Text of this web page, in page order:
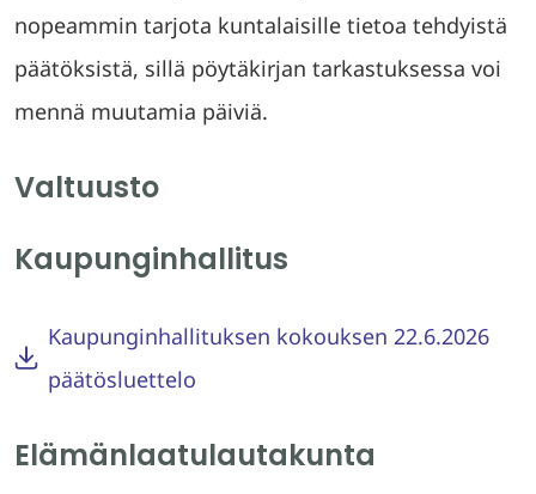
nopeammin tarjota kuntalaisille tietoa tehdyistä
päätöksistä, sillä pöytäkirjan tarkastuksessa voi
mennä muutamia päiviä.
Valtuusto
Kaupunginhallitus
Kaupunginhallituksen kokouksen 22.6.2026
päätösluettelo
Elämänlaatulautakunta